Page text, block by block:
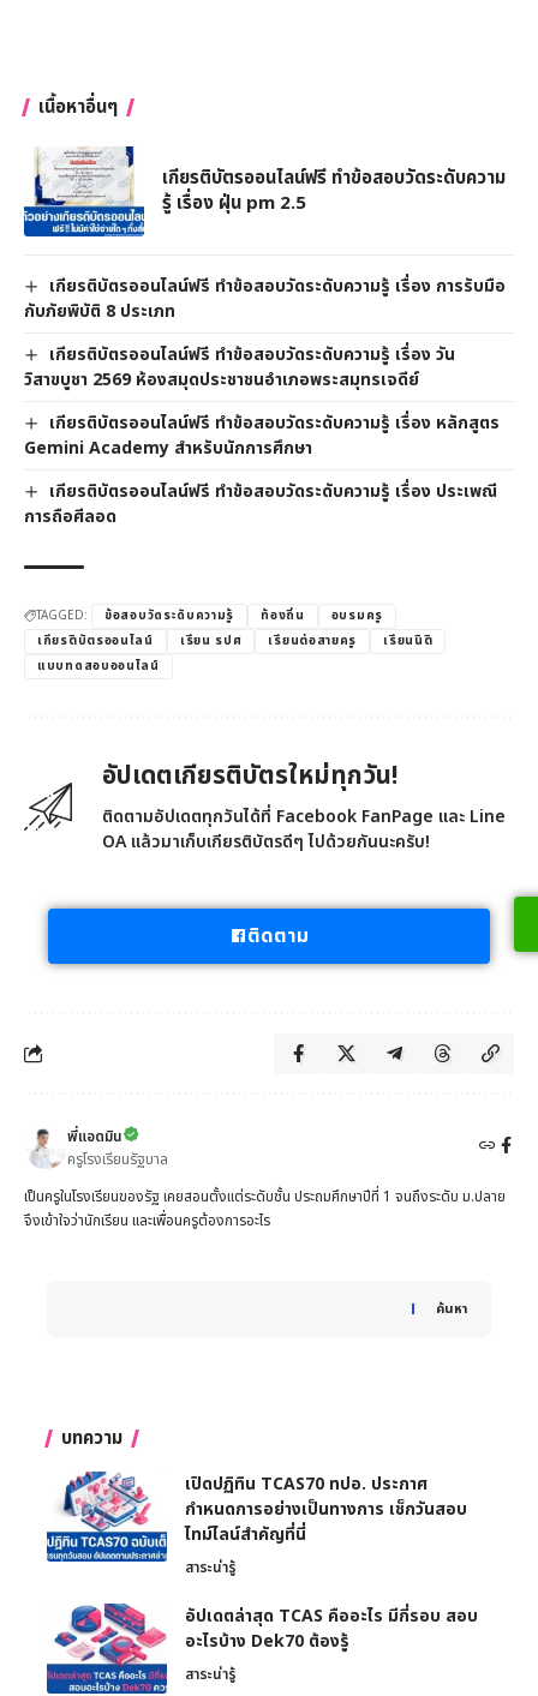
เนื้อหาอื่นๆ
เกียรติบัตรออนไลน์ฟรี ทำข้อสอบวัดระดับความ
รู้ เรื่อง ฝุ่น pm 2.5
เกียรติบัตรออนไลน์ฟรี ทำข้อสอบวัดระดับความรู้ เรื่อง การรับมือ
กับภัยพิบัติ 8 ประเภท
เกียรติบัตรออนไลน์ฟรี ทำข้อสอบวัดระดับความรู้ เรื่อง วัน
วิสาขบูชา 2569 ห้องสมุดประชาชนอำเภอพระสมุทรเจดีย์
เกียรติบัตรออนไลน์ฟรี ทำข้อสอบวัดระดับความรู้ เรื่อง หลักสูตร
Gemini Academy สำหรับนักการศึกษา
เกียรติบัตรออนไลน์ฟรี ทำข้อสอบวัดระดับความรู้ เรื่อง ประเพณี
การถือศีลอด
TAGGED: ข้อสอบวัดระดับความรู้ ท้องถิ่น
อบรมครู
เกียรติบัตรออนไลน์
เรียน รปศ เรียนต่อสายครู
เรียนนิติ
แบบทดสอบออนไลน์
อัปเดตเกียรติบัตรใหม่ทุกวัน!
ติดตามอัปเดตทุกวันได้ที่ Facebook FanPage และ Line
OA แล้วมาเก็บเกียรติบัตรดีๆ ไปด้วยกันนะครับ!
ติดตาม
พี่แอดมิน
ครูโรงเรียนรัฐบาล
เป็นครูในโรงเรียนของรัฐ เคยสอนตั้งแต่ระดับชั้น ประถมศึกษาปีที่ 1 จนถึงระดับ ม.ปลาย
จึงเข้าใจว่านักเรียน และเพื่อนครูต้องการอะไร
ค้นหา
When autocomplete results are available use up and
บทความ
เปิดปฏิทิน TCAS70 ทปอ. ประกาศ
กำหนดการอย่างเป็นทางการ เช็กวันสอบ
ไทม์ไลน์สำคัญที่นี่
สาระน่ารู้
อัปเดตล่าสุด TCAS คืออะไร มีกี่รอบ สอบ
อะไรบ้าง Dek70 ต้องรู้
สาระน่ารู้